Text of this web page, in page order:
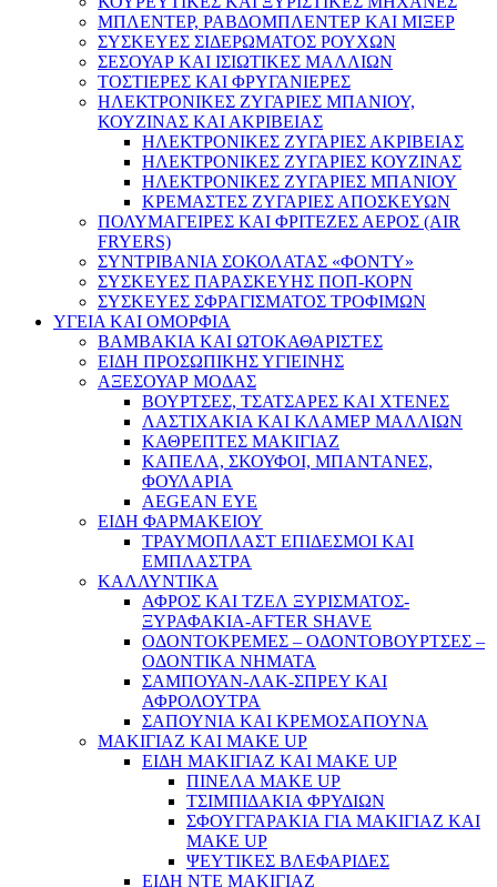
ΜΠΛΕΝΤΕΡ, ΡΑΒΔΟΜΠΛΕΝΤΕΡ ΚΑΙ ΜΙΞΕΡ
ΣΥΣΚΕΥΕΣ ΣΙΔΕΡΩΜΑΤΟΣ ΡΟΥΧΩΝ
ΣΕΣΟΥΑΡ ΚΑΙ ΙΣΙΩΤΙΚΕΣ ΜΑΛΛΙΩΝ
ΤΟΣΤΙΕΡΕΣ ΚΑΙ ΦΡΥΓΑΝΙΕΡΕΣ
ΗΛΕΚΤΡΟΝΙΚΕΣ ΖΥΓΑΡΙΕΣ ΜΠΑΝΙΟΥ,
ΚΟΥΖΙΝΑΣ ΚΑΙ ΑΚΡΙΒΕΙΑΣ
ΗΛΕΚΤΡΟΝΙΚΕΣ ΖΥΓΑΡΙΕΣ ΑΚΡΙΒΕΙΑΣ
ΗΛΕΚΤΡΟΝΙΚΕΣ ΖΥΓΑΡΙΕΣ ΚΟΥΖΙΝΑΣ
ΗΛΕΚΤΡΟΝΙΚΕΣ ΖΥΓΑΡΙΕΣ ΜΠΑΝΙΟΥ
ΚΡΕΜΑΣΤΕΣ ΖΥΓΑΡΙΕΣ ΑΠΟΣΚΕΥΩΝ
ΠΟΛΥΜΑΓΕΙΡΕΣ ΚΑΙ ΦΡΙΤΕΖΕΣ ΑΕΡΟΣ (AIR
FRYERS)
ΣΥΝΤΡΙΒΑΝΙΑ ΣΟΚΟΛΑΤΑΣ «ΦΟΝΤΥ»
ΣΥΣΚΕΥΕΣ ΠΑΡΑΣΚΕΥΗΣ ΠΟΠ-ΚΟΡΝ
ΣΥΣΚΕΥΕΣ ΣΦΡΑΓΙΣΜΑΤΟΣ ΤΡΟΦΙΜΩΝ
ΥΓΕΙΑ ΚΑΙ ΟΜΟΡΦΙΑ
ΒΑΜΒΑΚΙΑ ΚΑΙ ΩΤΟΚΑΘΑΡΙΣΤΕΣ
ΕΙΔΗ ΠΡΟΣΩΠΙΚΗΣ ΥΓΙΕΙΝΗΣ
ΑΞΕΣΟΥΑΡ ΜΟΔΑΣ
ΒΟΥΡΤΣΕΣ, ΤΣΑΤΣΑΡΕΣ ΚΑΙ ΧΤΕΝΕΣ
ΛΑΣΤΙΧΑΚΙΑ ΚΑΙ ΚΛΑΜΕΡ ΜΑΛΛΙΩΝ
ΚΑΘΡΕΠΤΕΣ ΜΑΚΙΓΙΑΖ
ΚΑΠΕΛΑ, ΣΚΟΥΦΟΙ, ΜΠΑΝΤΑΝΕΣ,
ΦΟΥΛΑΡΙΑ
AEGEAN EYE
ΕΙΔΗ ΦΑΡΜΑΚΕΙΟΥ
ΤΡΑΥΜΟΠΛΑΣΤ ΕΠΙΔΕΣΜΟΙ ΚΑΙ
ΕΜΠΛΑΣΤΡΑ
ΚΑΛΛΥΝΤΙΚΑ
ΑΦΡΟΣ ΚΑΙ ΤΖΕΛ ΞΥΡΙΣΜΑΤΟΣ-
ΞΥΡΑΦΑΚΙΑ-AFTER SHAVE
ΟΔΟΝΤΟΚΡΕΜΕΣ – ΟΔΟΝΤΟΒΟΥΡΤΣΕΣ –
ΟΔΟΝΤΙΚΑ ΝΗΜΑΤΑ
ΣΑΜΠΟΥΑΝ-ΛΑΚ-ΣΠΡΕΥ ΚΑΙ
ΑΦΡΟΛΟΥΤΡΑ
ΣΑΠΟΥΝΙΑ ΚΑΙ ΚΡΕΜΟΣΑΠΟΥΝΑ
ΜΑΚΙΓΙΑΖ ΚΑΙ MAKE UP
ΕΙΔΗ ΜΑΚΙΓΙΑΖ ΚΑΙ MAKE UP
ΠΙΝΕΛΑ MAKE UP
ΤΣΙΜΠΙΔΑΚΙΑ ΦΡΥΔΙΩΝ
ΣΦΟΥΓΓΑΡΑΚΙΑ ΓΙΑ ΜΑΚΙΓΙΑZ ΚΑΙ
MAKE UP
ΨΕΥΤΙΚΕΣ ΒΛΕΦΑΡΙΔΕΣ
ΕΙΔΗ ΝΤΕ ΜΑΚΙΓΙΑΖ